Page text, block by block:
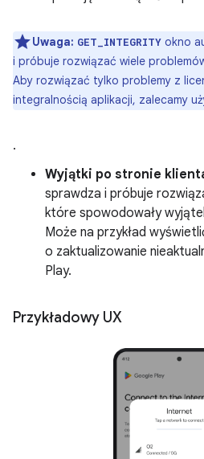
Uwaga: GET_INTEGRITY okno
i próbuje rozwiązać wiele
Aby rozwiązać tylko problemy z
integralnością aplikacji, zalecamy
.
Wyjątki po stronie
sprawdza i próbuje
które spowodowały
Może na przykład
o zaktualizowanie
Play.
Przykładowy UX